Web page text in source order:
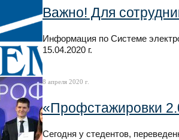
Важно! Для
Информация по Системе
15.04.2020 г.
8 апреля 2020 г.
«Профстажировки
Сегодня у стедентов,